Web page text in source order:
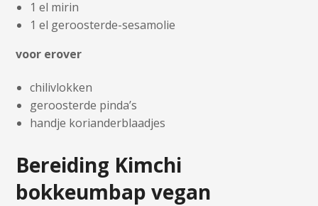
1 el mirin
1 el geroosterde-sesamolie
voor erover
chilivlokken
geroosterde pinda’s
handje korianderblaadjes
Bereiding Kimchi
bokkeumbap vegan